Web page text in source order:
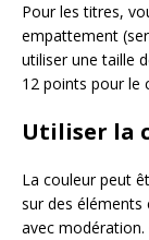
Pour les titres,
empattement
utiliser une taille
12 points pour le
Utiliser la
La couleur peut
sur des éléments
avec modération.